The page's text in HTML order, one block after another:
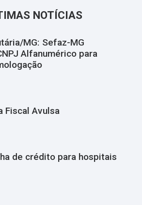
NOTÍCIAS
MG: Sefaz-MG
Alfanumérico para
Fiscal Avulsa
de crédito para hospitais